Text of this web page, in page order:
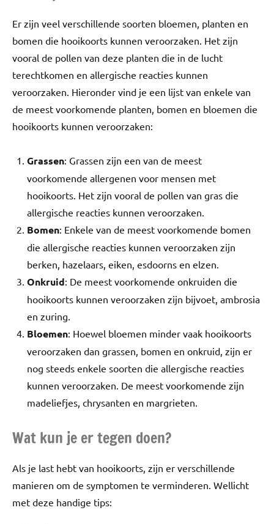
Er zijn veel verschillende soorten bloemen, planten en
bomen die hooikoorts kunnen veroorzaken. Het zijn
vooral de pollen van deze planten die in de lucht
terechtkomen en allergische reacties kunnen
veroorzaken. Hieronder vind je een lijst van enkele van
de meest voorkomende planten, bomen en bloemen die
hooikoorts kunnen veroorzaken:
Grassen: Grassen zijn een van de meest
voorkomende allergenen voor mensen met
hooikoorts. Het zijn vooral de pollen van gras die
allergische reacties kunnen veroorzaken.
Bomen: Enkele van de meest voorkomende bomen
die allergische reacties kunnen veroorzaken zijn
berken, hazelaars, eiken, esdoorns en elzen.
Onkruid: De meest voorkomende onkruiden die
hooikoorts kunnen veroorzaken zijn bijvoet, ambrosia
en zuring.
Bloemen: Hoewel bloemen minder vaak hooikoorts
veroorzaken dan grassen, bomen en onkruid, zijn er
nog steeds enkele soorten die allergische reacties
kunnen veroorzaken. De meest voorkomende zijn
madeliefjes, chrysanten en margrieten.
Wat kun je er tegen doen?
Als je last hebt van hooikoorts, zijn er verschillende
manieren om de symptomen te verminderen. Wellicht
met deze handige tips: